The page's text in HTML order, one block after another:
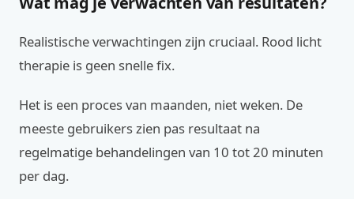
Realistische verwachtingen zijn cruciaal. Rood licht
therapie is geen snelle fix.
Het is een proces van maanden, niet weken. De
meeste gebruikers zien pas resultaat na
regelmatige behandelingen van 10 tot 20 minuten
per dag.